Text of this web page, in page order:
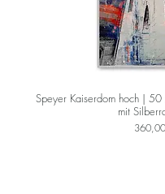
Speyer Kaiserdom hoch |
mit
Preis